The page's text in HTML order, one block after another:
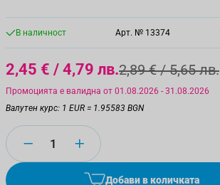
В наличност Арт. № 13374
2,45 € / 4,79 лв.2,89 € / 5,65 лв.
Промоцията е валидна от 01.08.2026 - 31.08.2026
Валутен курс: 1 EUR = 1.95583 BGN
Количество
Добави в количката